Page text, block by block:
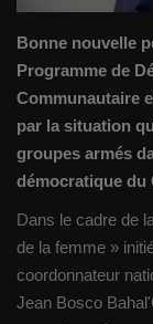
Language
Français
Bonne nouvelle
Programme de
Communautaire
par la situation
groupes armés
démocratique du
Dans le cadre de
de la femme »
coordonnateur
Jean Bosco